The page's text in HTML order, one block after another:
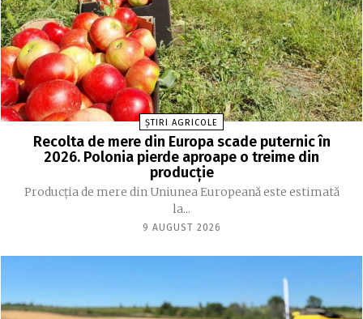
ȘTIRI AGRICOLE
Recolta de mere din Europa scade puternic în
2026. Polonia pierde aproape o treime din
producție
Producția de mere din Uniunea Europeană este estimată
la...
9 AUGUST 2026